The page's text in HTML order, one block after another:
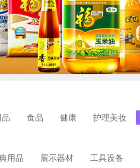
品 食品 健康 护理美妆
用品 展示器材 工具设备